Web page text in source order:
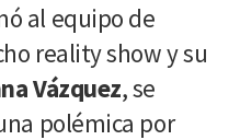
al equipo de
reality show y su
Vázquez, se
polémica por